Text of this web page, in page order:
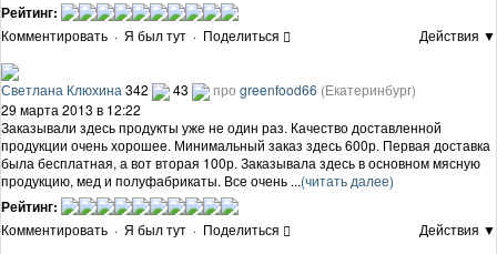
Рейтинг:
Комментировать · Я был тут · Поделиться Действия ▼
Светлана Клюхина342 43 про greenfood66 (Екатеринбург)
29 марта 2013 в 12:22
Заказывали здесь продукты уже не один раз. Качество доставленной
продукции очень хорошее. Минимальный заказ здесь 600р. Первая доставка
была бесплатная, а вот вторая 100р. Заказывала здесь в основном мясную
продукцию, мед и полуфабрикаты. Все очень ...(читать далее)
Рейтинг:
Комментировать · Я был тут · Поделиться Действия ▼